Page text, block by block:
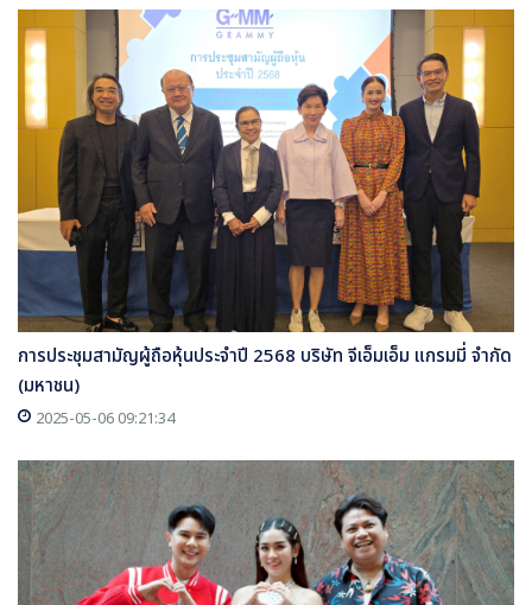
การประชุมสามัญผู้ถือหุ้นประจำปี 2568 บริษัท จีเอ็มเอ็ม แกรมมี่ จำกัด
(มหาชน)
2025-05-06 09:21:34